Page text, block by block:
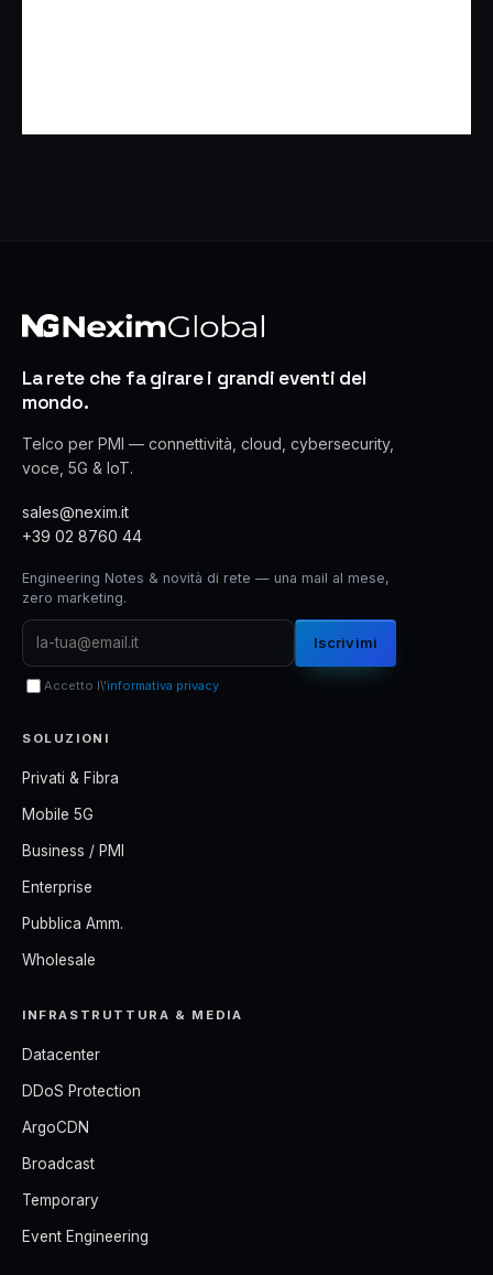
La rete che fa girare i grandi eventi del
mondo.
Telco per PMI — connettività, cloud, cybersecurity,
voce, 5G & IoT.
sales@nexim.it
+39 02 8760 44
Engineering Notes & novità di rete — una mail al mese,
zero marketing.
Iscrivimi
Accetto l\'informativa privacy
SOLUZIONI
Privati & Fibra
Mobile 5G
Business / PMI
Enterprise
Pubblica Amm.
Wholesale
INFRASTRUTTURA & MEDIA
Datacenter
DDoS Protection
ArgoCDN
Broadcast
Temporary
Event Engineering